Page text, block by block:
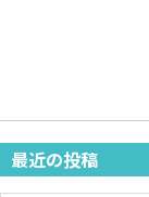
最近の投稿